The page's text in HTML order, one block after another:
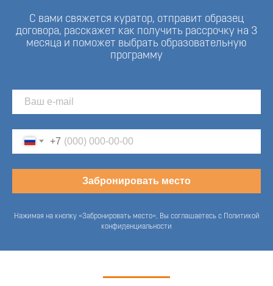
С вами свяжется куратор, отправит образец
договора, расскажет как получить рассрочку на 3
месяца и поможет выбрать образовательную
программу
+7
Забронировать место
Нажимая на кнопку «Забронировать место», Вы соглашаетесь с Политикой
конфиденциальности